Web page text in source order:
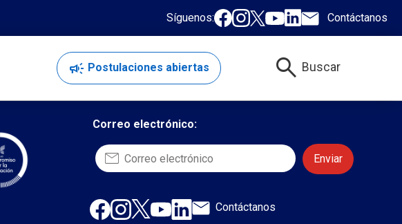
Síguenos: Contáctanos
campaign Postulaciones abiertas search Buscar
Correo electrónico:
Contáctanos